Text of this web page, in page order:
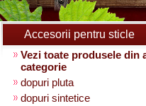
Accesorii pentru sticle
Vezi toate produsele din
categorie
dopuri pluta
dopuri sintetice